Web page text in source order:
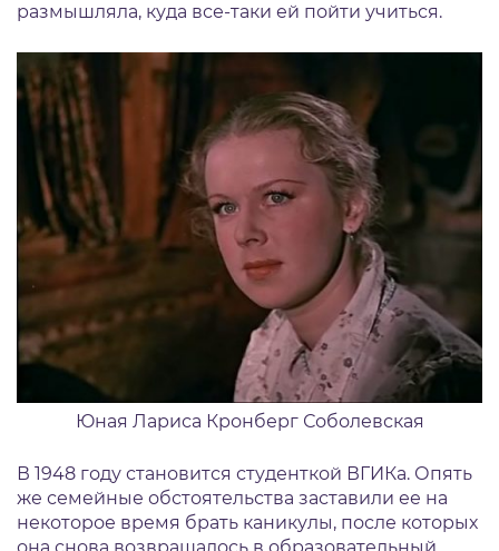
размышляла, куда все-таки ей пойти учиться.
Юная Лариса Кронберг Соболевская
В 1948 году становится студенткой ВГИКа. Опять
же семейные обстоятельства заставили ее на
некоторое время брать каникулы, после которых